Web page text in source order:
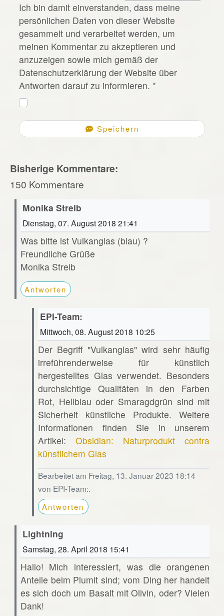
Ich bin damit einverstanden, dass meine
persönlichen Daten von dieser Website
gesammelt und verarbeitet werden, um
meinen Kommentar zu akzeptieren und
anzuzeigen sowie mich gemäß der
Datenschutzerklärung der Website über
Antworten darauf zu informieren. *
Speichern
Bisherige Kommentare:
150 Kommentare
Monika Streib
Dienstag, 07. August 2018 21:41
Was bitte ist Vulkanglas (blau) ?
Freundliche Grüße
Monika Streib
Antworten
EPI-Team:
Mittwoch, 08. August 2018 10:25
Der Begriff "Vulkanglas" wird sehr häufig
irreführenderweise für künstlich
hergestelltes Glas verwendet. Besonders
durchsichtige Qualitäten in den Farben
Rot, Hellblau oder Smaragdgrün sind mit
Sicherheit künstliche Produkte. Weitere
Informationen finden Sie in unserem
Artikel:Obsidian: Naturprodukt contra
künstlichem Glas
Bearbeitet am Freitag, 13. Januar 2023 18:14
von EPI-Team:.
Antworten
Lightning
Samstag, 28. April 2018 15:41
Hallo! Mich interessiert, was die orangenen
Anteile beim Plumit sind; vom Ding her handelt
es sich doch um Basalt mit Olivin, oder? Vielen
Dank!